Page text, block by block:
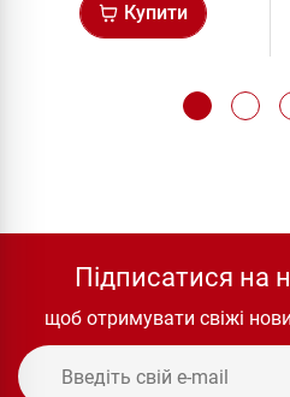
Купити
Підписатися на
щоб отримувати свіжі